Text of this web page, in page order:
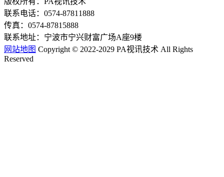
联系电话：0574-87811888
传真：0574-87815888
联系地址：宁波市宁兴财富广场A座9楼
网站地图 Copyright © 2022-2029 PA视讯技术 All Rights
Reserved